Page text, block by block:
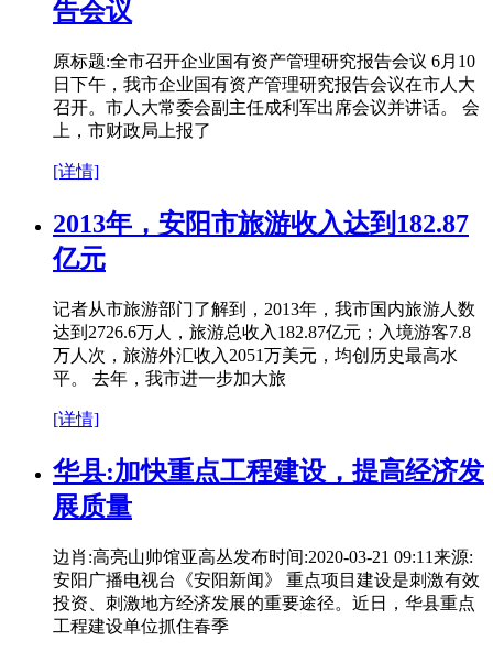
告会议
原标题:全市召开企业国有资产管理研究报告会议 6月10
日下午，我市企业国有资产管理研究报告会议在市人大
召开。市人大常委会副主任成利军出席会议并讲话。 会
上，市财政局上报了
[详情]
2013年，安阳市旅游收入达到182.87
亿元
记者从市旅游部门了解到，2013年，我市国内旅游人数
达到2726.6万人，旅游总收入182.87亿元；入境游客7.8
万人次，旅游外汇收入2051万美元，均创历史最高水
平。 去年，我市进一步加大旅
[详情]
华县:加快重点工程建设，提高经济发
展质量
边肖:高亮山帅馆亚高丛发布时间:2020-03-21 09:11来源:
安阳广播电视台《安阳新闻》 重点项目建设是刺激有效
投资、刺激地方经济发展的重要途径。近日，华县重点
工程建设单位抓住春季